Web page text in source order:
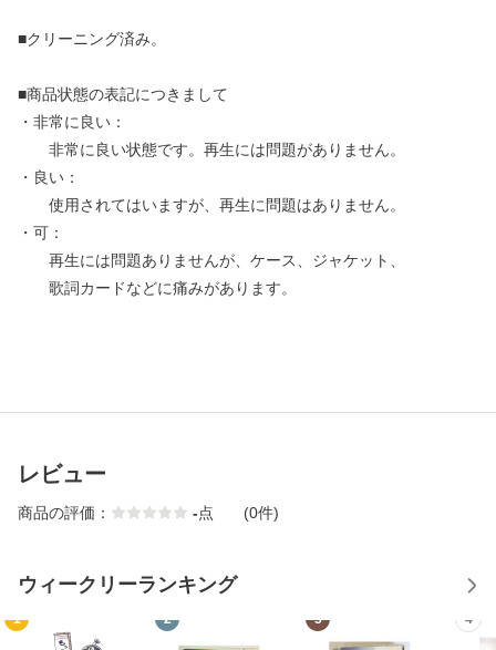
■クリーニング済み。
■商品状態の表記につきまして
・非常に良い：
非常に良い状態です。再生には問題がありません。
・良い：
使用されてはいますが、再生に問題はありません。
・可：
再生には問題ありませんが、ケース、ジャケット、
歌詞カードなどに痛みがあります。
レビュー
商品の評価： -点 (0件)
ウィークリーランキング
1 2 3 4